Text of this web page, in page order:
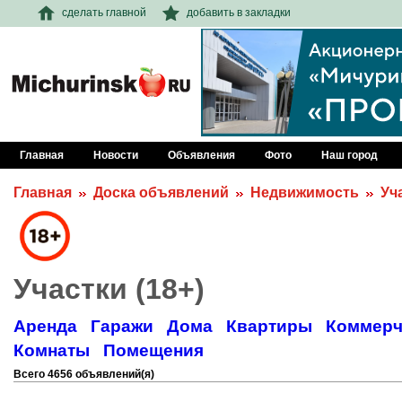
сделать главной добавить в закладки
Главная Новости Объявления Фото Наш город
Главная Доска объявлений Недвижимость
Участки (18+)
Аренда Гаражи Дома Квартиры
Комнаты
Помещения
Всего 4656 объявлений(я)